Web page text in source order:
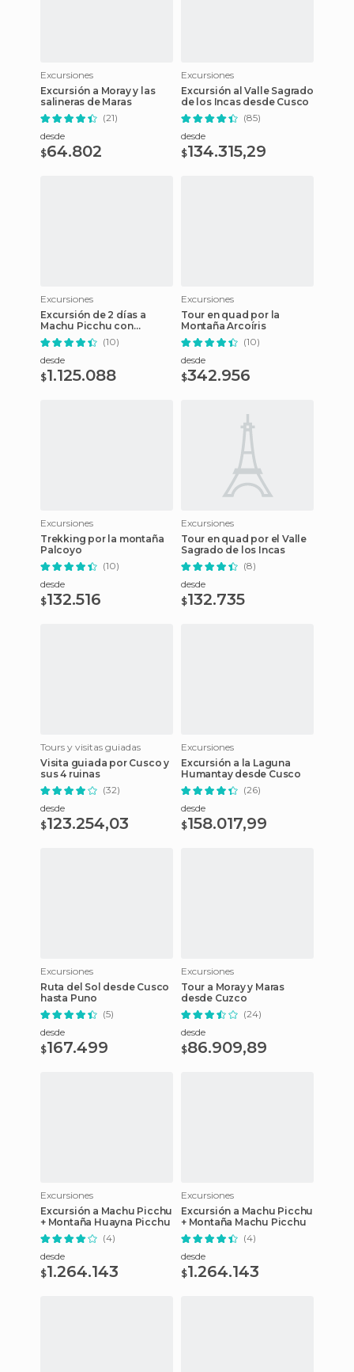
Excursiones
Excursión a Moray y las
salineras de Maras
(21)
desde
$64.802
Excursiones
Excursión al Valle Sagrado
de los Incas desde Cusco
(85)
desde
$134.315,29
Excursiones
Excursión de 2 días a
Machu Picchu con
entradas
(10)
desde
$1.125.088
Excursiones
Tour en quad por la
Montaña Arcoíris
(10)
desde
$342.956
Excursiones
Trekking por la montaña
Palcoyo
(10)
desde
$132.516
Excursiones
Tour en quad por el Valle
Sagrado de los Incas
(8)
desde
$132.735
Tours y visitas guiadas
Visita guiada por Cusco y
sus 4 ruinas
(32)
desde
$123.254,03
Excursiones
Excursión a la Laguna
Humantay desde Cusco
(26)
desde
$158.017,99
Excursiones
Ruta del Sol desde Cusco
hasta Puno
(5)
desde
$167.499
Excursiones
Tour a Moray y Maras
desde Cuzco
(24)
desde
$86.909,89
Excursiones
Excursión a Machu Picchu
+ Montaña Huayna Picchu
(4)
desde
$1.264.143
Excursiones
Excursión a Machu Picchu
+ Montaña Machu Picchu
(4)
desde
$1.264.143